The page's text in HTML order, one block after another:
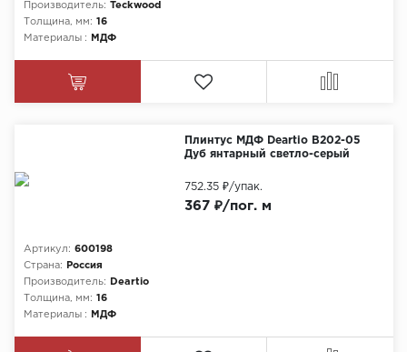
Производитель: Teckwood
Толщина, мм: 16
Материалы :
МДФ
Плинтус МДФ Deartio B202-05
Дуб янтарный светло-серый
Артикул: 600198
Страна:
Россия
Производитель:
Deartio
Толщина, мм: 16
Материалы :
МДФ
367 ₽/пог. м
752.35 ₽/упак.